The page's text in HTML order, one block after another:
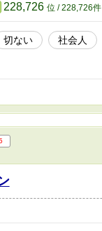
228,726 位 / 228,726件
切ない 社会人